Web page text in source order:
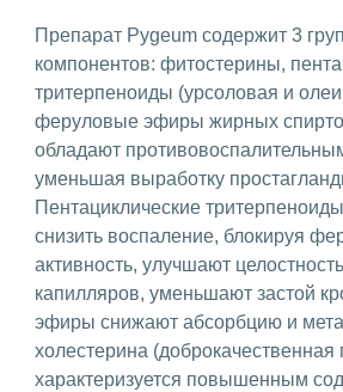
Препарат Pygeum содержит 3
компонентов: фитостерины,
тритерпеноиды (урсоловая и
феруловые эфиры жирных
обладают
уменьшая выработку
Пентациклические
снизить воспаление, блокируя
активность, улучшают
капилляров, уменьшают застой
эфиры снижают абсорбцию и
холестерина (доброкачественная
характеризуется повышенным